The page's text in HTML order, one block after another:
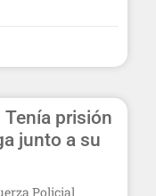
prisión
junto a su
Policial